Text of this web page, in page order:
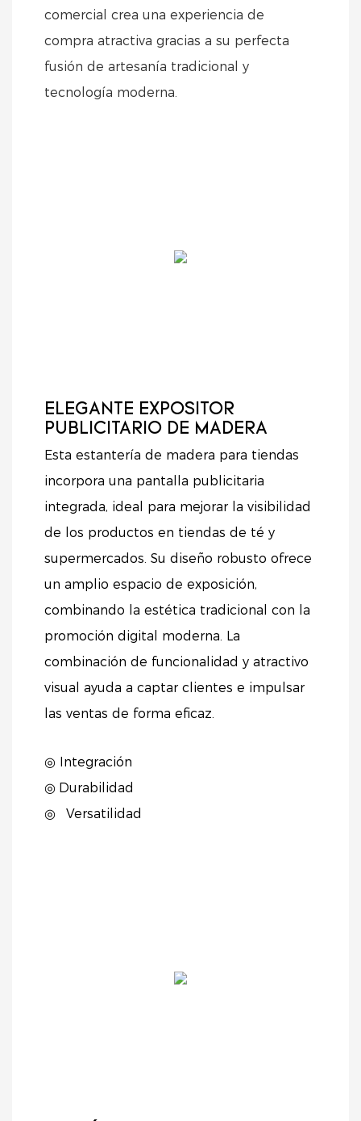
comercial crea una experiencia de
compra atractiva gracias a su perfecta
fusión de artesanía tradicional y
tecnología moderna.
ELEGANTE EXPOSITOR
PUBLICITARIO DE MADERA
Esta estantería de madera para tiendas
incorpora una pantalla publicitaria
integrada, ideal para mejorar la visibilidad
de los productos en tiendas de té y
supermercados. Su diseño robusto ofrece
un amplio espacio de exposición,
combinando la estética tradicional con la
promoción digital moderna. La
combinación de funcionalidad y atractivo
visual ayuda a captar clientes e impulsar
las ventas de forma eficaz.
◎ Integración
◎ Durabilidad
◎
Versatilidad